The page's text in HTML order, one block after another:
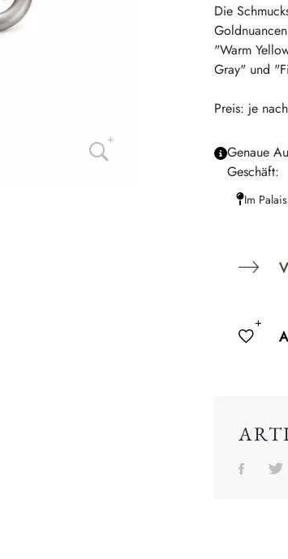
Die
"Warm
Gray" und
Preis: je
Genaue
Geschäft:
Im